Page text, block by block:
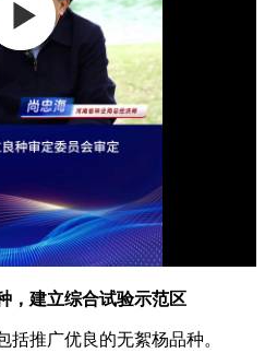
，建立综合试验示范区
推广优良的无絮杨品种。